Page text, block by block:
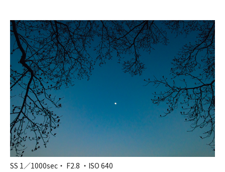
SS 1／1000sec・ F2.8 ・ISO 640